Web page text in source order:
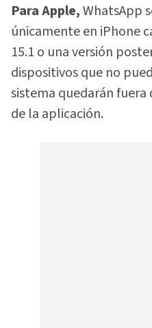
Para Apple,WhatsApp
únicamente en iPhone
15.1 o una versión
dispositivos que no
sistema quedarán fuera
de la aplicación.